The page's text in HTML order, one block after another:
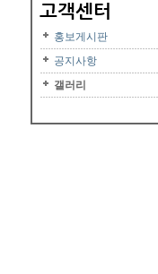
홍보게시판
공지사항
갤러리